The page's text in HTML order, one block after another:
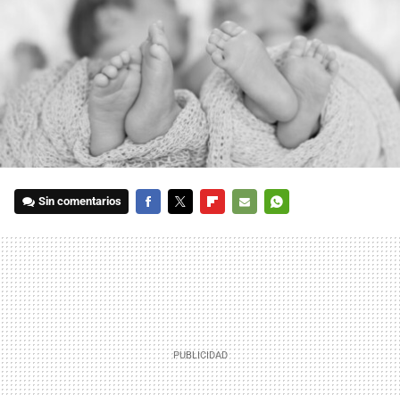
Sin comentarios
MAIL